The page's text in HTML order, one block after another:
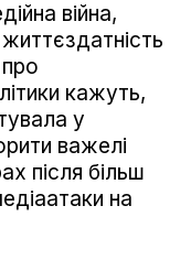
війна,
кажуть,
у
важелі
після більш
на